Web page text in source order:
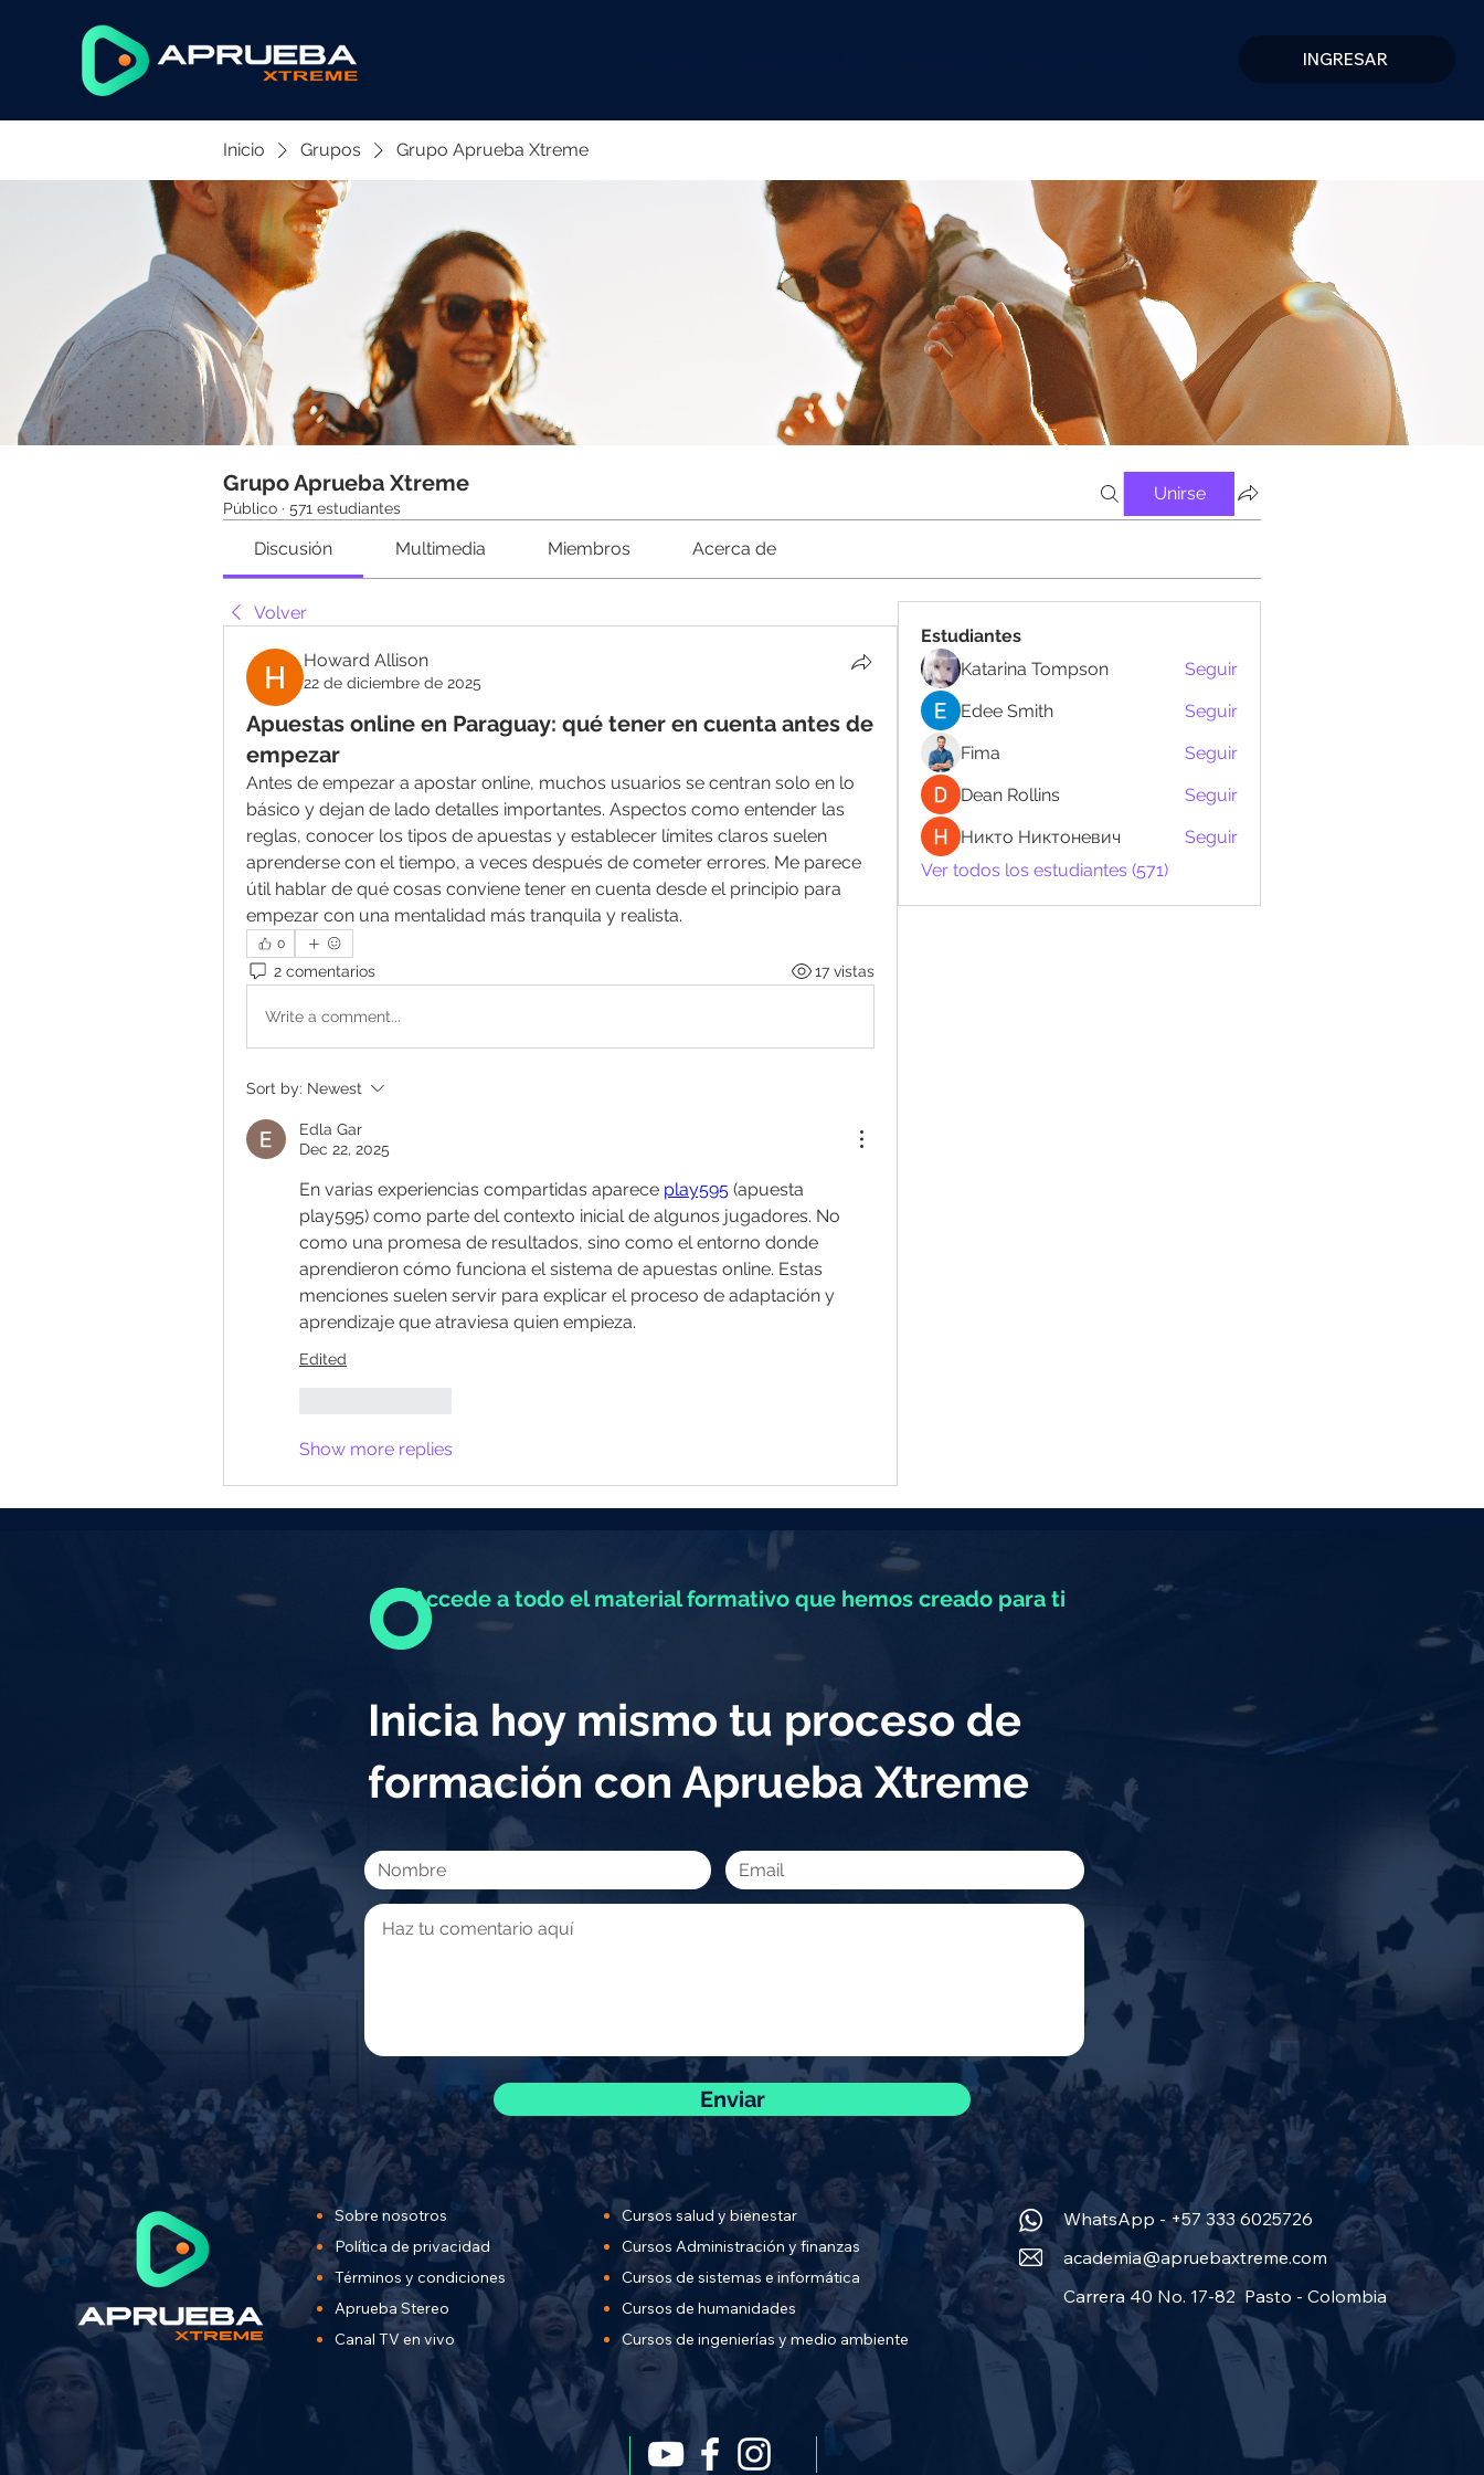
INGRESAR
Inicio Grupos Grupo Aprueba Xtreme
Grupo Aprueba Xtreme
Público · 571 estudiantes
Unirse
Discusión Multimedia Miembros Acerca de
Volver
Howard Allison
22 de diciembre de 2025
Apuestas online en Paraguay: qué tener en cuenta antes de
empezar
Antes de empezar a apostar online, muchos usuarios se centran solo en lo
básico y dejan de lado detalles importantes. Aspectos como entender las
reglas, conocer los tipos de apuestas y establecer límites claros suelen
aprenderse con el tiempo, a veces después de cometer errores. Me parece
útil hablar de qué cosas conviene tener en cuenta desde el principio para
empezar con una mentalidad más tranquila y realista.
0
2 comentarios 17 vistas
Write a comment...
Sort by: Newest
Edla Gar
Dec 22, 2025
En varias experiencias compartidas aparece play595 (apuesta
play595) como parte del contexto inicial de algunos jugadores. No
como una promesa de resultados, sino como el entorno donde
aprendieron cómo funciona el sistema de apuestas online. Estas
menciones suelen servir para explicar el proceso de adaptación y
aprendizaje que atraviesa quien empieza.
Edited
Show more replies
Estudiantes
Katarina Tompson
Seguir
Edee Smith
Seguir
Fima
Seguir
Dean Rollins
Seguir
Никто Никтоневич
Seguir
Ver todos los estudiantes (571)
Accede a todo el material formativo que hemos creado para ti
Inicia hoy mismo tu proceso de
formación con Aprueba Xtreme
Enviar
Sobre nosotros
Política de privacidad
Términos y condiciones
Aprueba Stereo
Canal TV en vivo
Cursos salud y bienestar
Cursos Administración y finanzas
Cursos de sistemas e informática
Cursos de humanidades
Cursos de ingenierías ymedio ambiente
WhatsApp - +57 333 6025726
academia@apruebaxtreme.com
Carrera 40 No. 17-82 Pasto - Colombia